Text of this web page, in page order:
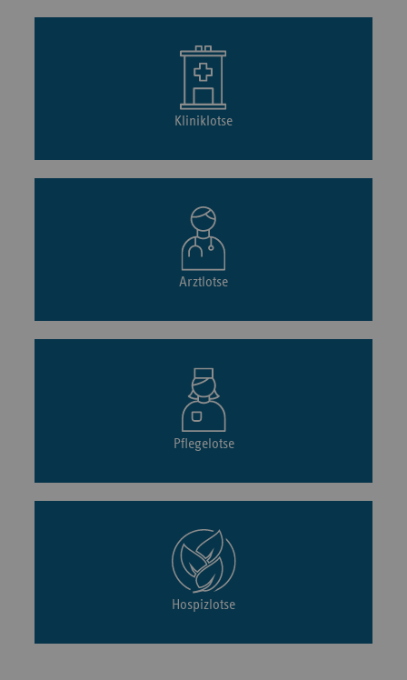
Kliniklotse
Arztlotse
Pflegelotse
Hospizlotse